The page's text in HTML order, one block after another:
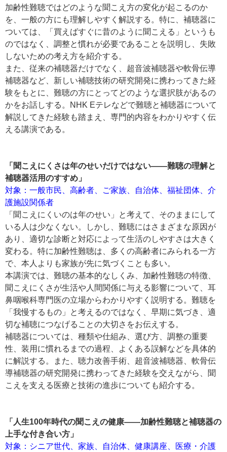
加齢性難聴ではどのような聞こえ方の変化が起こるのか
を、一般の方にも理解しやすく解説する。特に、補聴器に
ついては、「買えばすぐに昔のように聞こえる」というも
のではなく、調整と慣れが必要であることを説明し、失敗
しないための考え方を紹介する。
また、従来の補聴器だけでなく、超音波補聴器や軟骨伝導
補聴器など、新しい補聴技術の研究開発に携わってきた経
験をもとに、難聴の方にとってどのような選択肢があるの
かをお話しする。NHK Eテレなどで難聴と補聴器について
解説してきた経験も踏まえ、専門的内容をわかりやすく伝
える講演である。
「聞こえにくさは年のせいだけではない――難聴の理解と
補聴器活用のすすめ」
対象：一般市民、高齢者、ご家族、自治体、福祉団体、介
護施設関係者
「聞こえにくいのは年のせい」と考えて、そのままにして
いる人は少なくない。しかし、難聴にはさまざまな原因が
あり、適切な診断と対応によって生活のしやすさは大きく
変わる。特に加齢性難聴は、多くの高齢者にみられる一方
で、本人よりも家族が先に気づくことも多い。
本講演では、難聴の基本的なしくみ、加齢性難聴の特徴、
聞こえにくさが生活や人間関係に与える影響について、耳
鼻咽喉科専門医の立場からわかりやすく説明する。難聴を
「我慢するもの」と考えるのではなく、早期に気づき、適
切な補聴につなげることの大切さをお伝えする。
補聴器については、種類や仕組み、選び方、調整の重要
性、装用に慣れるまでの過程、よくある誤解などを具体的
に解説する。また、聴力改善手術、超音波補聴器、軟骨伝
導補聴器の研究開発に携わってきた経験を交えながら、聞
こえを支える医療と技術の進歩についても紹介する。
「人生100年時代の聞こえの健康――加齢性難聴と補聴器の
上手な付き合い方」
対象：シニア世代、家族、自治体、健康講座、医療・介護